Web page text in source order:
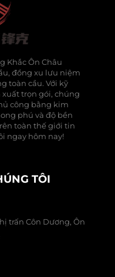
Khắc Ôn Châu
đồng xu lưu niệm
toàn cầu. Với kỹ
xuất trọn gói, chúng
công bằng kim
phú và độ bền
toàn thế giới tin
ngay hôm nay!
TÔI
trấn Côn Dương, Ôn